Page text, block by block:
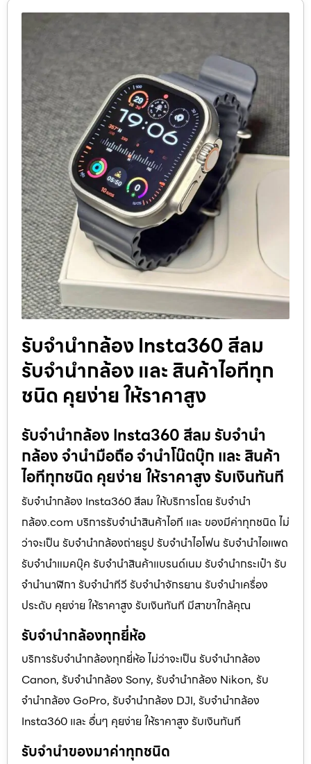
รับจำนำกล้อง Insta360 สีลม
รับจํานํากล้อง และ สินค้าไอทีทุก
ชนิด คุยง่าย ให้ราคาสูง
รับจำนำกล้อง Insta360 สีลม รับจํานํา
กล้อง จำนำมือถือ จำนำโน๊ตบุ๊ก และ สินค้า
ไอทีทุกชนิด คุยง่าย ให้ราคาสูง รับเงินทันที
รับจำนำกล้อง Insta360 สีลม ให้บริการโดย รับจํานํา
กล้อง.com บริการรับจํานําสินค้าไอที และ ของมีค่าทุกชนิด ไม่
ว่าจะเป็น รับจํานํากล้องถ่ายรูป รับจํานําไอโฟน รับจํานําไอแพด
รับจํานําแมคบุ๊ค รับจํานําสินค้าแบรนด์เนม รับจํานํากระเป๋า รับ
จํานํานาฬิกา รับจํานําทีวี รับจํานําจักรยาน รับจํานําเครื่อง
ประดับ คุยง่าย ให้ราคาสูง รับเงินทันที มีสาขาใกล้คุณ
รับจำนำกล้องทุกยี่ห้อ
บริการรับจำนำกล้องทุกยี่ห้อ ไม่ว่าจะเป็น รับจำนำกล้อง
Canon, รับจำนำกล้อง Sony, รับจำนำกล้อง Nikon, รับ
จำนำกล้อง GoPro, รับจำนำกล้อง DJI, รับจำนำกล้อง
Insta360 และ อื่นๆ คุยง่าย ให้ราคาสูง รับเงินทันที
รับจำนำของมาค่าทุกชนิด